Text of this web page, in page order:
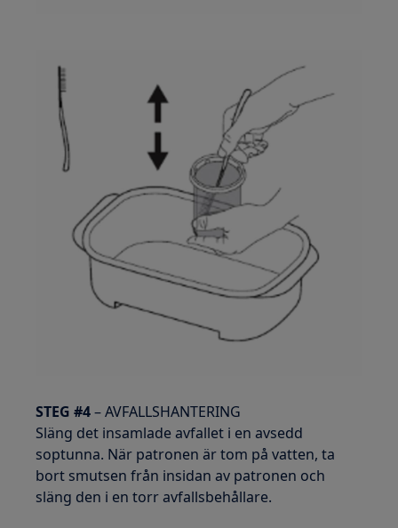
STEG #4– AVFALLSHANTERING
Släng det insamlade avfallet i en avsedd
soptunna. När patronen är tom på vatten, ta
bort smutsen från insidan av patronen och
släng den i en torr avfallsbehållare.